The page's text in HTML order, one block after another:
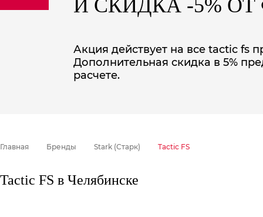
sale
И СКИДКА -5%
Акция действует на все tactic fs
Дополнительная скидка в 5%
расчете.
Главная Бренды Stark (Старк) Tactic FS
Tactic FS в Челябинске